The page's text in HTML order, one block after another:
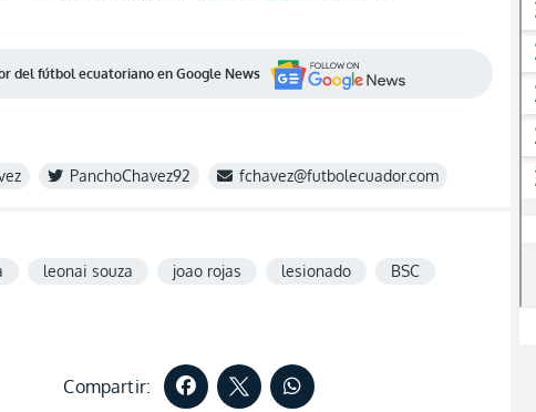
del fútbol ecuatoriano en Google News
PanchoChavez92 fchavez@futbolecuador.com
leonai souza joao rojas lesionado
BSC
Compartir: